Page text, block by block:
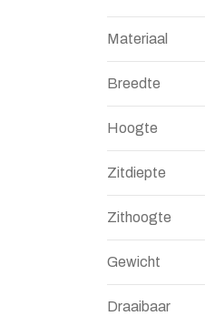
Materiaal
Breedte
Hoogte
Zitdiepte
Zithoogte
Gewicht
Draaibaar